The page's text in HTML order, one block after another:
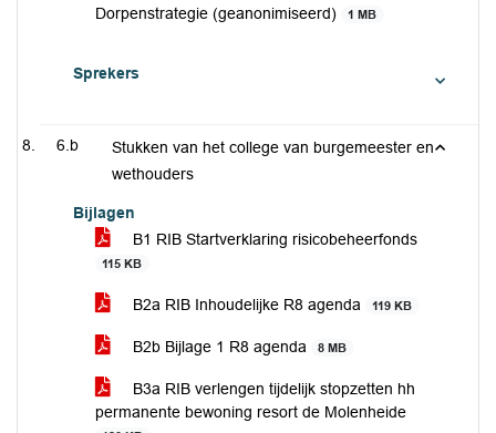
Dorpenstrategie (geanonimiseerd)
1 MB
Sprekers
6.b
Stukken van het college van burgemeester en
wethouders
Bijlagen
B1 RIB Startverklaring risicobeheerfonds
115 KB
B2a RIB Inhoudelijke R8 agenda 119 KB
B2b Bijlage 1 R8 agenda 8 MB
B3a RIB verlengen tijdelijk stopzetten hh
permanente bewoning resort de Molenheide